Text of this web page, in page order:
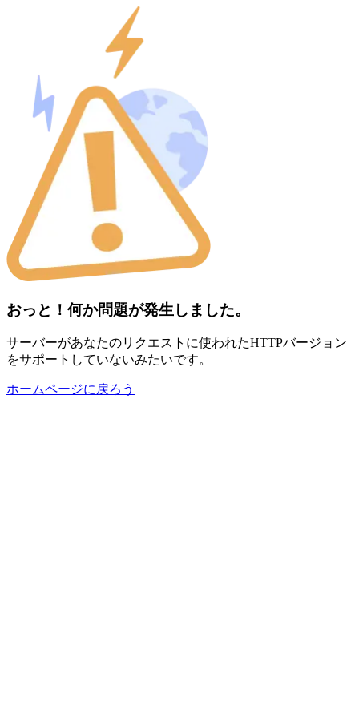
おっと！何か問題が発生しました。
サーバーがあなたのリクエストに使われたHTTPバージョン
をサポートしていないみたいです。
ホームページに戻ろう